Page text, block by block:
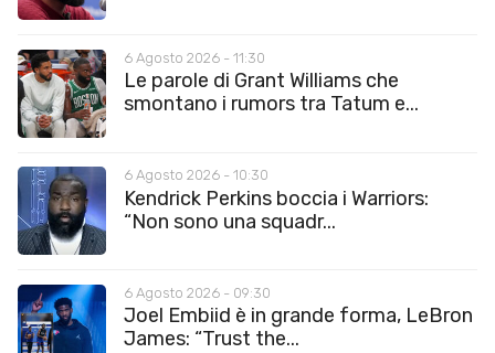
6 Agosto 2026 - 11:30
Le parole di Grant Williams che
smontano i rumors tra Tatum e...
6 Agosto 2026 - 10:30
Kendrick Perkins boccia i Warriors:
“Non sono una squadr...
6 Agosto 2026 - 09:30
Joel Embiid è in grande forma, LeBron
James: “Trust the...